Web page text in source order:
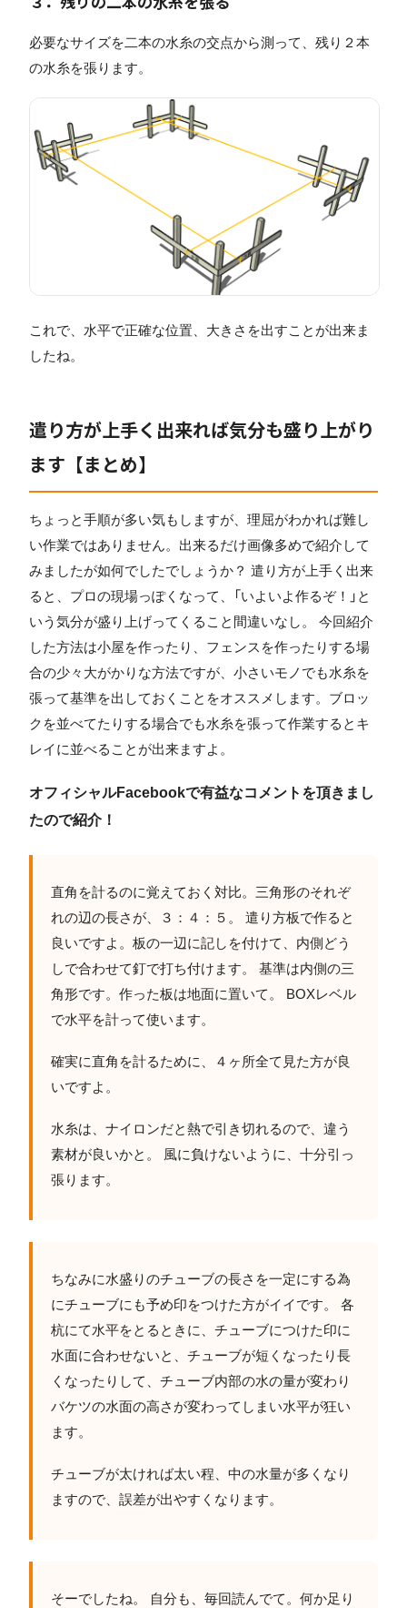
必要なサイズを二本の水糸の交点から測って、残り２本
の水糸を張ります。
これで、水平で正確な位置、大きさを出すことが出来ま
したね。
遣り方が上手く出来れば気分も盛り上がり
ます【まとめ】
ちょっと手順が多い気もしますが、理屈がわかれば難し
い作業ではありません。出来るだけ画像多めで紹介して
みましたが如何でしたでしょうか？ 遣り方が上手く出来
ると、プロの現場っぽくなって、「いよいよ作るぞ！」と
いう気分が盛り上げってくること間違いなし。 今回紹介
した方法は小屋を作ったり、フェンスを作ったりする場
合の少々大がかりな方法ですが、小さいモノでも水糸を
張って基準を出しておくことをオススメします。ブロッ
クを並べてたりする場合でも水糸を張って作業するとキ
レイに並べることが出来ますよ。
オフィシャルFacebookで有益なコメントを頂きまし
たので紹介！
直角を計るのに覚えておく対比。三角形のそれぞ
れの辺の長さが、３：４：５。 遣り方板で作ると
良いですよ。板の一辺に記しを付けて、内側どう
しで合わせて釘で打ち付けます。 基準は内側の三
角形です。作った板は地面に置いて。 BOXレベル
で水平を計って使います。
確実に直角を計るために、４ヶ所全て見た方が良
いですよ。
水糸は、ナイロンだと熱で引き切れるので、違う
素材が良いかと。 風に負けないように、十分引っ
張ります。
ちなみに水盛りのチューブの長さを一定にする為
にチューブにも予め印をつけた方がイイです。 各
杭にて水平をとるときに、チューブにつけた印に
水面に合わせないと、チューブが短くなったり長
くなったりして、チューブ内部の水の量が変わり
バケツの水面の高さが変わってしまい水平が狂い
ます。
チューブが太ければ太い程、中の水量が多くなり
ますので、誤差が出やすくなります。
そーでしたね。 自分も、毎回読んでて。何か足り